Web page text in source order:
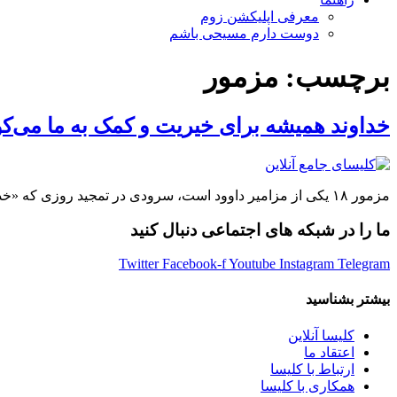
معرفی اپلیکشن زوم
دوست دارم مسیحی باشم
برچسب: مزمور
خداوند همیشه برای خیریت و کمک به ما
مزمور ۱۸ یکی از مزامیر داوود است، سرودی در تمجید روزی که «خداوند او را از دست تمام دشمنانش و […]
ما را در شبکه های اجتماعی دنبال کنید
Twitter Facebook-fYoutube Instagram Telegram
بیشتر بشناسید
کلیسا آنلاین
اعتقاد ما
ارتباط با کلیسا
همکاری با کلیسا